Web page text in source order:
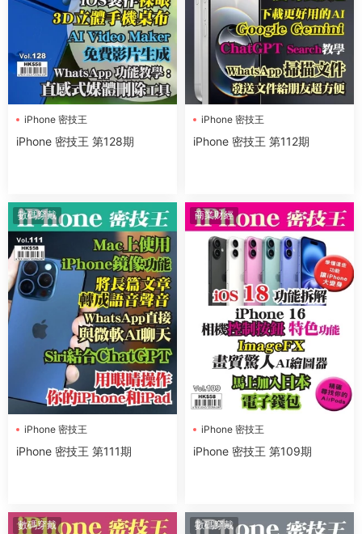
iPhone 密技王
iPhone 密技王 第128期
iPhone 密技王
iPhone 密技王 第112期
數碼穿戴
iPhone 密技王
iPhone 密技王 第111期
商業财經
iPhone 密技王
iPhone 密技王 第109期
數碼穿戴 數碼穿戴